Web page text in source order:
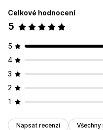
Celkové hodnocení
5
5
4
3
2
1
Napsat recenzi Všechny